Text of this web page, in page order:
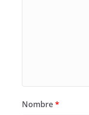
Nombre*